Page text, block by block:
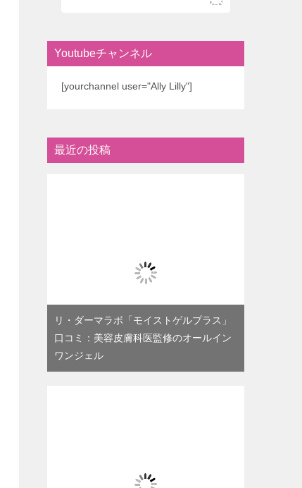
Youtubeチャンネル
[yourchannel user="Ally Lilly"]
最近の投稿
リ・ダーマラボ「モイストゲルプラス」
口コミ：美容皮膚科医監修のオールイン
ワンジェル